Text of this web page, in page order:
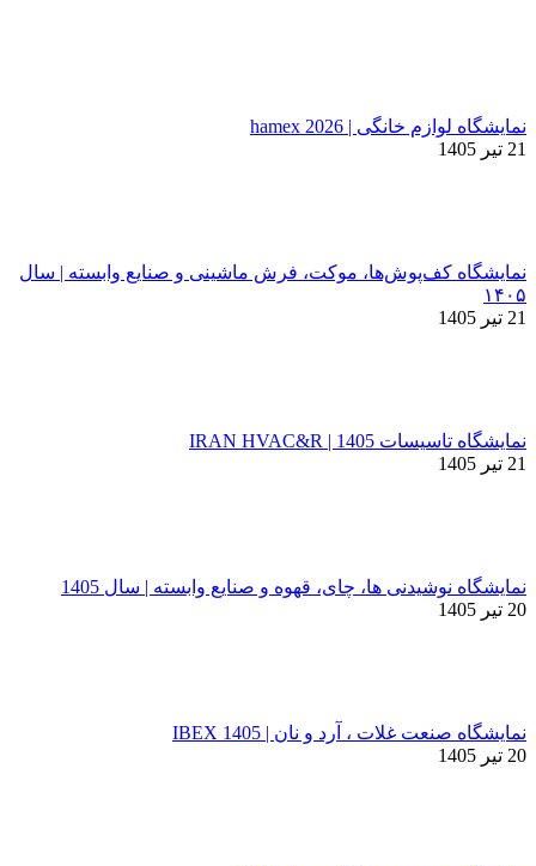
نمایشگاه لوازم خانگی | hamex 2026
21 تیر 1405
نمایشگاه کف‌پوش‌ها، موکت، فرش ماشینی و صنایع وابسته | سال
۱۴۰۵
21 تیر 1405
نمایشگاه تاسیسات 1405 | IRAN HVAC&R
21 تیر 1405
نمایشگاه نوشیدنی ها، چای، قهوه و صنایع وابسته | سال 1405
20 تیر 1405
نمایشگاه صنعت غلات ، آرد و نان | IBEX 1405
20 تیر 1405